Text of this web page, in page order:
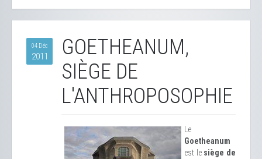
04 Déc
2011
GOETHEANUM,
SIÈGE DE
L'ANTHROPOSOPHIE
Le
Goetheanum
est le siège de